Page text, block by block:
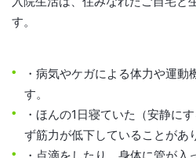
す。
・病気やケガによる体力や運動
す。
・ほんの1日寝ていた（安静に
ず筋力が低下していることがあ